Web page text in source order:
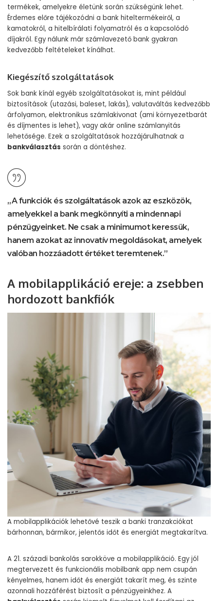
termékek, amelyekre életünk során szükségünk lehet.
Érdemes előre tájékozódni a bank hiteltermékeiről, a
kamatokról, a hitelbírálati folyamatról és a kapcsolódó
díjakról. Egy nálunk már számlavezető bank gyakran
kedvezőbb feltételeket kínálhat.
Kiegészítő szolgáltatások
Sok bank kínál egyéb szolgáltatásokat is, mint például
biztosítások (utazási, baleset, lakás), valutaváltás kedvezőbb
árfolyamon, elektronikus számlakivonat (ami környezetbarát
és díjmentes is lehet), vagy akár online számlanyitás
lehetősége. Ezek a szolgáltatások hozzájárulhatnak a
bankválasztás során a döntéshez.
„A funkciók és szolgáltatások azok az eszközök,
amelyekkel a bank megkönnyíti a mindennapi
pénzügyeinket. Ne csak a minimumot keressük,
hanem azokat az innovatív megoldásokat, amelyek
valóban hozzáadott értéket teremtenek.”
A mobilapplikáció ereje: a zsebben
hordozott bankfiók
A mobilapplikációk lehetővé teszik a banki tranzakciókat
bárhonnan, bármikor, jelentős időt és energiát megtakarítva.
A 21. századi bankolás sarokköve a mobilapplikáció. Egy jól
megtervezett és funkcionális mobilbank app nem csupán
kényelmes, hanem időt és energiát takarít meg, és szinte
azonnali hozzáférést biztosít a pénzügyeinkhez. A